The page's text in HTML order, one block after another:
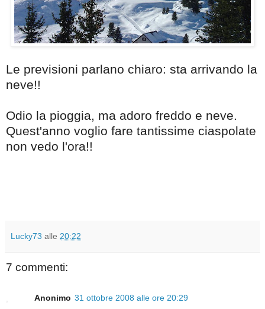
Le previsioni parlano chiaro: sta arrivando la
neve!!
Odio la pioggia, ma adoro freddo e neve.
Quest'anno voglio fare tantissime ciaspolate
non vedo l'ora!!
Lucky73 alle 20:22
7 commenti:
Anonimo 31 ottobre 2008 alle ore 20:29